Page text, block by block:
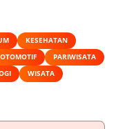
KESEHATAN
OTOMOTIF
PARIWISATA
WISATA